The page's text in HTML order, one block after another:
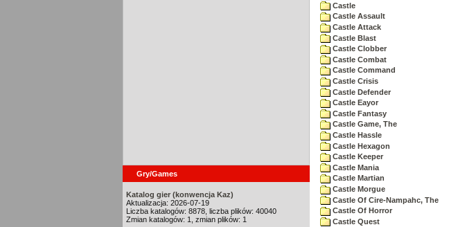
Gry/Games
Katalog gier (konwencja Kaz)
Aktualizacja: 2026-07-19
Liczba katalogów: 8878, liczba plików: 40040
Zmian katalogów: 1, zmian plików: 1
Castle
Castle Assault
Castle Attack
Castle Blast
Castle Clobber
Castle Combat
Castle Command
Castle Crisis
Castle Defender
Castle Eayor
Castle Fantasy
Castle Game, The
Castle Hassle
Castle Hexagon
Castle Keeper
Castle Mania
Castle Martian
Castle Morgue
Castle Of Cire-Nampahc, The
Castle Of Horror
Castle Quest